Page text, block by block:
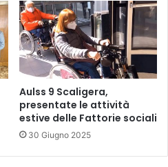
Aulss 9 Scaligera,
presentate le attività
estive delle Fattorie sociali
30 Giugno 2025